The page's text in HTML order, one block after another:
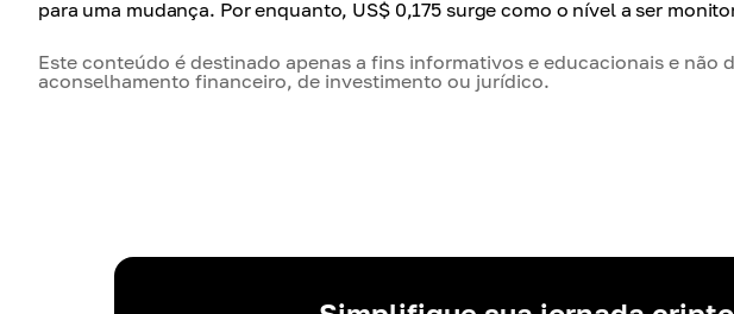
para uma mudança. Por enquanto, US$ 0,175 surge como o nível a ser
Este conteúdo é destinado apenas a fins informativos e educacionais e não
aconselhamento financeiro, de investimento ou jurídico.